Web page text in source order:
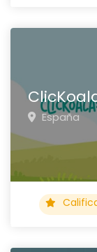
España